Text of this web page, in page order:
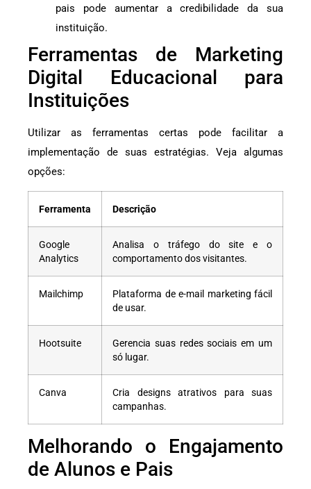
pais pode aumentar a credibilidade da sua
instituição.
Ferramentas de Marketing
Digital Educacional para
Instituições
Utilizar as ferramentas certas pode facilitar a
implementação de suas estratégias. Veja algumas
opções:
Ferramenta Descrição
Google
Analytics
Analisa o tráfego do site e o
comportamento dos visitantes.
Mailchimp
Plataforma de e-mail marketing fácil
de usar.
Hootsuite
Gerencia suas redes sociais em um
só lugar.
Canva
Cria designs atrativos para suas
campanhas.
Melhorando o Engajamento
de Alunos e Pais